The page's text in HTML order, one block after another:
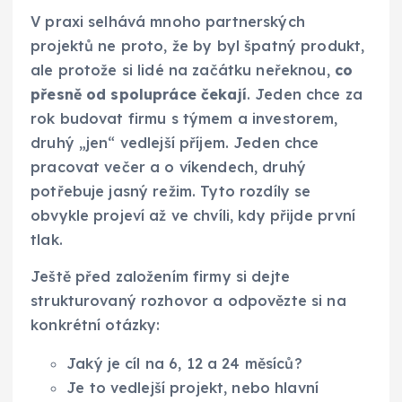
V praxi selhává mnoho partnerských
projektů ne proto, že by byl špatný produkt,
ale protože si lidé na začátku neřeknou, co
přesně od spolupráce čekají. Jeden chce za
rok budovat firmu s týmem a investorem,
druhý „jen“ vedlejší příjem. Jeden chce
pracovat večer a o víkendech, druhý
potřebuje jasný režim. Tyto rozdíly se
obvykle projeví až ve chvíli, kdy přijde první
tlak.
Ještě před založením firmy si dejte
strukturovaný rozhovor a odpovězte si na
konkrétní otázky:
Jaký je cíl na 6, 12 a 24 měsíců?
Je to vedlejší projekt, nebo hlavní